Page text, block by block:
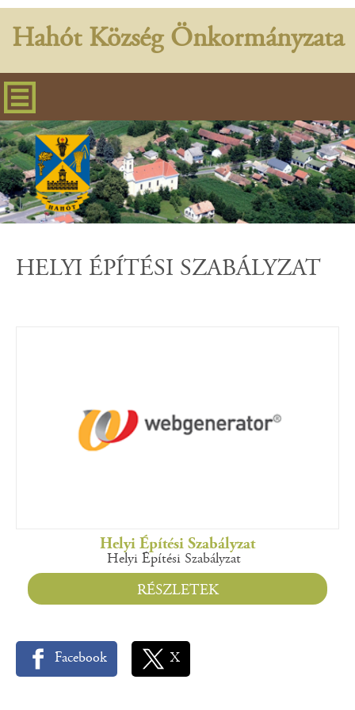
Hahót Község Önkormányzata
HELYI ÉPÍTÉSI SZABÁLYZAT
Helyi Építési Szabályzat
Helyi Építési Szabályzat
RÉSZLETEK
Facebook X